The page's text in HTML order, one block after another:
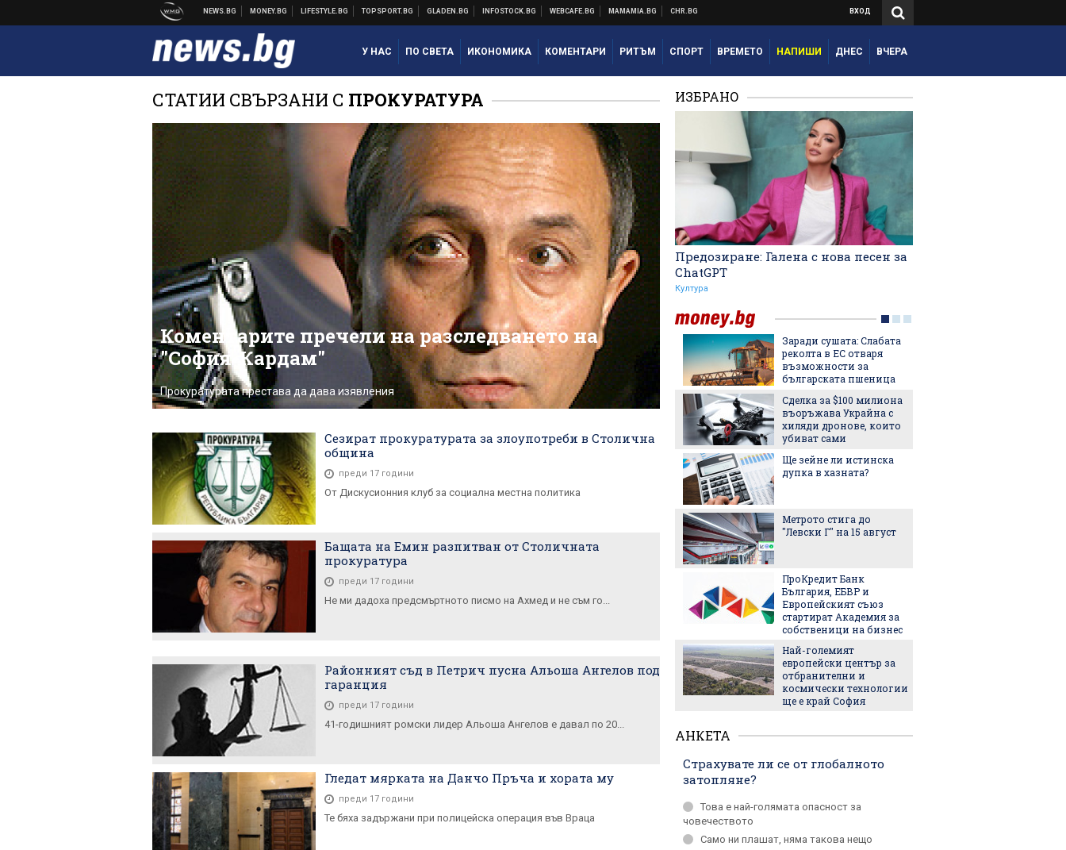
ВХОД
У НАС ПО СВЕТА ИКОНОМИКА КОМЕНТАРИ РИТЪМ СПОРТ ВРЕМЕТО НАПИШИ ДНЕС ВЧЕРА
СТАТИИ СВЪРЗАНИ С ПРОКУРАТУРА
Коментарите пречели на разследването на
"София-Кардам"
Прокуратурата престава да дава изявления
Сезират прокуратурата за злоупотреби в Столична
община
преди 17 години
От Дискусионния клуб за социална местна политика
Бащата на Емин разпитван от Столичната
прокуратура
преди 17 години
Не ми дадоха предсмъртното писмо на Ахмед и не съм го...
Районният съд в Петрич пусна Альоша Ангелов под
гаранция
преди 17 години
41-годишният ромски лидер Альоша Ангелов е давал по 20...
Гледат мярката на Данчо Пръча и хората му
преди 17 години
Те бяха задържани при полицейска операция във Враца
ИЗБРАНО
Предозиране: Галена с нова песен за
ChatGPT
Култура
Левски преминава в
съвсем друга финансова
орбита, ако отстрани
Кайрат
Смут в лагера на Арсенал
отстраняването на
конференциите, но се
Заради сушата: Слабата
реколта в ЕС отваря
възможности за
българската пшеница
Сделка за $100 милиона
въоръжава Украйна с
хиляди дронове, които
убиват сами
Ще зейне ли истинска
дупка в хазната?
Метрото стига до
"Левски Г" на 15 август
ПроКредит Банк
България, ЕБВР и
Европейският съюз
стартират Академия за
собственици на бизнес
Най-големият
европейски център за
отбранителни и
космически технологии
ще е край София
АНКЕТА
Страхувате ли се от глобалното
затопляне?
Това е най-голямата опасност за
човечеството
Само ни плашат, няма такова нещо